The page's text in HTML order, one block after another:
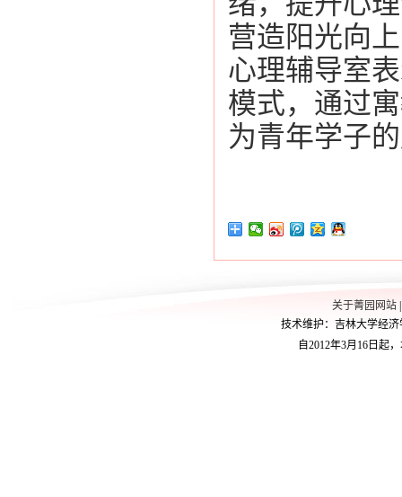
营造阳光向
心理辅导室
模式，通过
为青年学子
关于菁园网站
技术维护：吉林大学经济
自2012年3月16日起